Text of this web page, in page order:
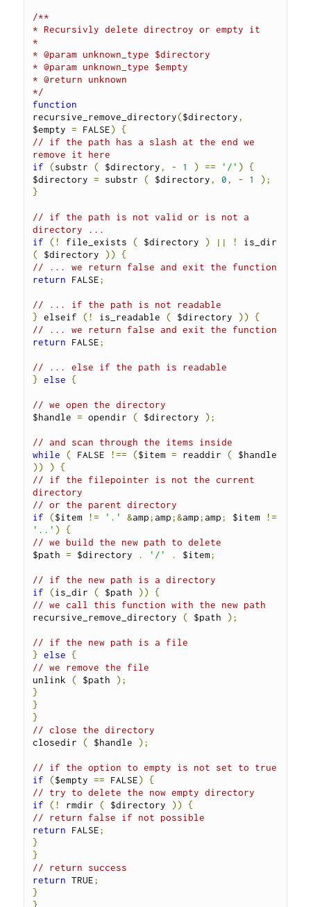
/**
* Recursivly delete directroy or empty it
*
* @param unknown_type $directory
* @param unknown_type $empty
* @return unknown
*/
function
recursive_remove_directory($directory,
$empty = FALSE)
{
// if the path has a slash at the end we
remove it here
if
(substr ( $directory, - 1 ) == '/' )
{
$directory = substr ( $directory, 0, - 1
);
}
// if the path is not valid or is not a
directory ...
if
(! file_exists ( $directory ) || !
(
$directory ))
{
// ... we return false and exit the function
return FALSE;
// ... if the path is not readable
} elseif (! is_readable ( $directory ))
{
// ... we return false and exit the function
return FALSE;
// ... else if the path is readable
} else {
// we open the directory
$handle = opendir ( $directory );
// and scan through the items inside
while
( FALSE !== ($item = readdir (
))
)
{
// if the filepointer is not the current
directory
// or the parent directory
if
($item != '.' &amp;amp;&amp;amp; $item !=
'..' )
{
// we build the new path to delete
$path = $directory . '/' . $item;
// if the new path is a directory
if
(is_dir ( $path ))
{
// we call this function with the new path
recursive_remove_directory ( $path );
// if the new path is a file
} else {
// we remove the file
unlink ( $path );
}
}
}
// close the directory
closedir ( $handle );
// if the option to empty is not set to true
if
($empty == FALSE)
{
// try to delete the now empty directory
if
(! rmdir ( $directory ))
{
// return false if not possible
return FALSE;
}
}
// return success
return TRUE;
}